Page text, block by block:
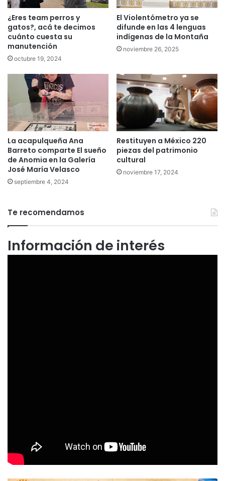
¿Eres team perros y
gatos?, acá te decimos
cuánto cuesta su
manutención
octubre 19, 2024
El Violentómetro ya se
difunde en las 4 lenguas
indígenas de la Montaña
noviembre 26, 2025
La acapulqueña Ana
Barreto comparte El sueño
de Anomia en la Galería
José María Velasco
septiembre 4, 2024
Restituyen a México 220
piezas del patrimonio
cultural
noviembre 17, 2024
Te recomendamos
Información de interés